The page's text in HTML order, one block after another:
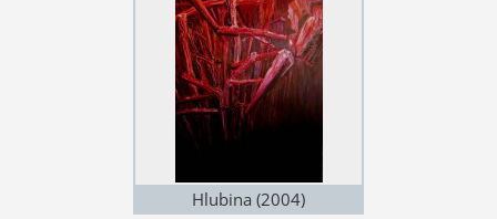
Hlubina (2004)